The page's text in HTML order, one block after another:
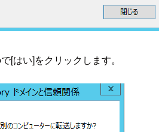
[はい]をクリックします。